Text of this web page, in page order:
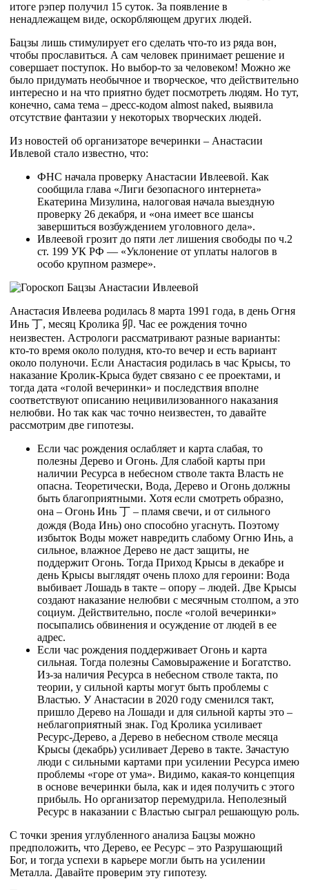
итоге рэпер получил 15 суток. За появление в
ненадлежащем виде, оскорбляющем других людей.
Бацзы лишь стимулирует его сделать что-то из ряда вон,
чтобы прославиться. А сам человек принимает решение и
совершает поступок. Но выбор-то за человеком! Можно же
было придумать необычное и творческое, что действительно
интересно и на что приятно будет посмотреть людям. Но тут,
конечно, сама тема – дресс-кодом almost naked, выявила
отсутствие фантазии у некоторых творческих людей.
Из новостей об организаторе вечеринки – Анастасии
Ивлевой стало известно, что:
ФНС начала проверку Анастасии Ивлеевой. Как
сообщила глава «Лиги безопасного интернета»
Екатерина Мизулина, налоговая начала выездную
проверку 26 декабря, и «она имеет все шансы
завершиться возбуждением уголовного дела».
Ивлеевой грозит до пяти лет лишения свободы по ч.2
ст. 199 УК РФ — «Уклонение от уплаты налогов в
особо крупном размере».
Анастасия Ивлеева родилась 8 марта 1991 года, в день Огня
Инь 丁, месяц Кролика 卯. Час ее рождения точно
неизвестен. Астрологи рассматривают разные варианты:
кто-то время около полудня, кто-то вечер и есть вариант
около полуночи. Если Анастасия родилась в час Крысы, то
наказание Кролик-Крыса будет связано с ее проектами, и
тогда дата «голой вечеринки» и последствия вполне
соответствуют описанию нецивилизованного наказания
нелюбви. Но так как час точно неизвестен, то давайте
рассмотрим две гипотезы.
Если час рождения ослабляет и карта слабая, то
полезны Дерево и Огонь. Для слабой карты при
наличии Ресурса в небесном стволе такта Власть не
опасна. Теоретически, Вода, Дерево и Огонь должны
быть благоприятными. Хотя если смотреть образно,
она – Огонь Инь 丁 – пламя свечи, и от сильного
дождя (Вода Инь) оно способно угаснуть. Поэтому
избыток Воды может навредить слабому Огню Инь, а
сильное, влажное Дерево не даст защиты, не
поддержит Огонь. Тогда Приход Крысы в декабре и
день Крысы выглядят очень плохо для героини: Вода
выбивает Лошадь в такте – опору – людей. Две Крысы
создают наказание нелюбви с месячным столпом, а это
социум. Действительно, после «голой вечеринки»
посыпались обвинения и осуждение от людей в ее
адрес.
Если час рождения поддерживает Огонь и карта
сильная. Тогда полезны Самовыражение и Богатство.
Из-за наличия Ресурса в небесном стволе такта, по
теории, у сильной карты могут быть проблемы с
Властью. У Анастасии в 2020 году сменился такт,
пришло Дерево на Лошади и для сильной карты это –
неблагоприятный знак. Год Кролика усиливает
Ресурс-Дерево, а Дерево в небесном стволе месяца
Крысы (декабрь) усиливает Дерево в такте. Зачастую
люди с сильными картами при усилении Ресурса имею
проблемы «горе от ума». Видимо, какая-то концепция
в основе вечеринки была, как и идея получить с этого
прибыль. Но организатор перемудрила. Неполезный
Ресурс в наказании с Властью сыграл решающую роль.
С точки зрения углубленного анализа Бацзы можно
предположить, что Дерево, ее Ресурс – это Разрушающий
Бог, и тогда успехи в карьере могли быть на усилении
Металла. Давайте проверим эту гипотезу.